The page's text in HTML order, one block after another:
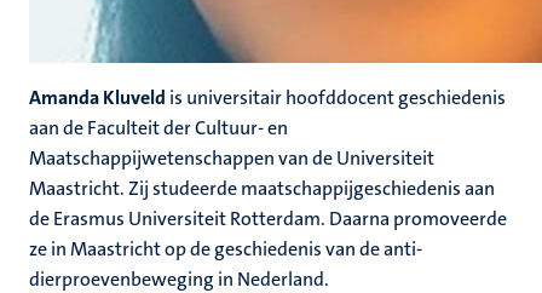
Amanda Kluveld is universitair hoofddocent geschiedenis
aan de Faculteit der Cultuur- en
Maatschappijwetenschappen van de Universiteit
Maastricht. Zij studeerde maatschappijgeschiedenis aan
de Erasmus Universiteit Rotterdam. Daarna promoveerde
ze in Maastricht op de geschiedenis van de anti-
dierproevenbeweging in Nederland.